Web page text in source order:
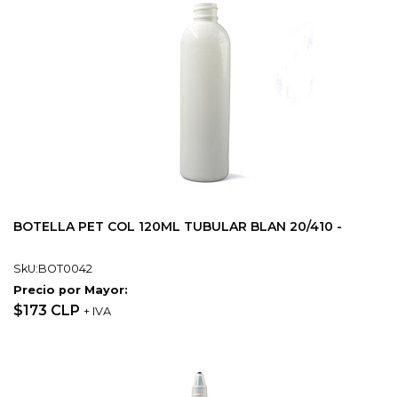
BOTELLA PET COL 120ML TUBULAR BLAN 20/410 -
SkU:BOT0042
Precio por Mayor:
$173 CLP + IVA